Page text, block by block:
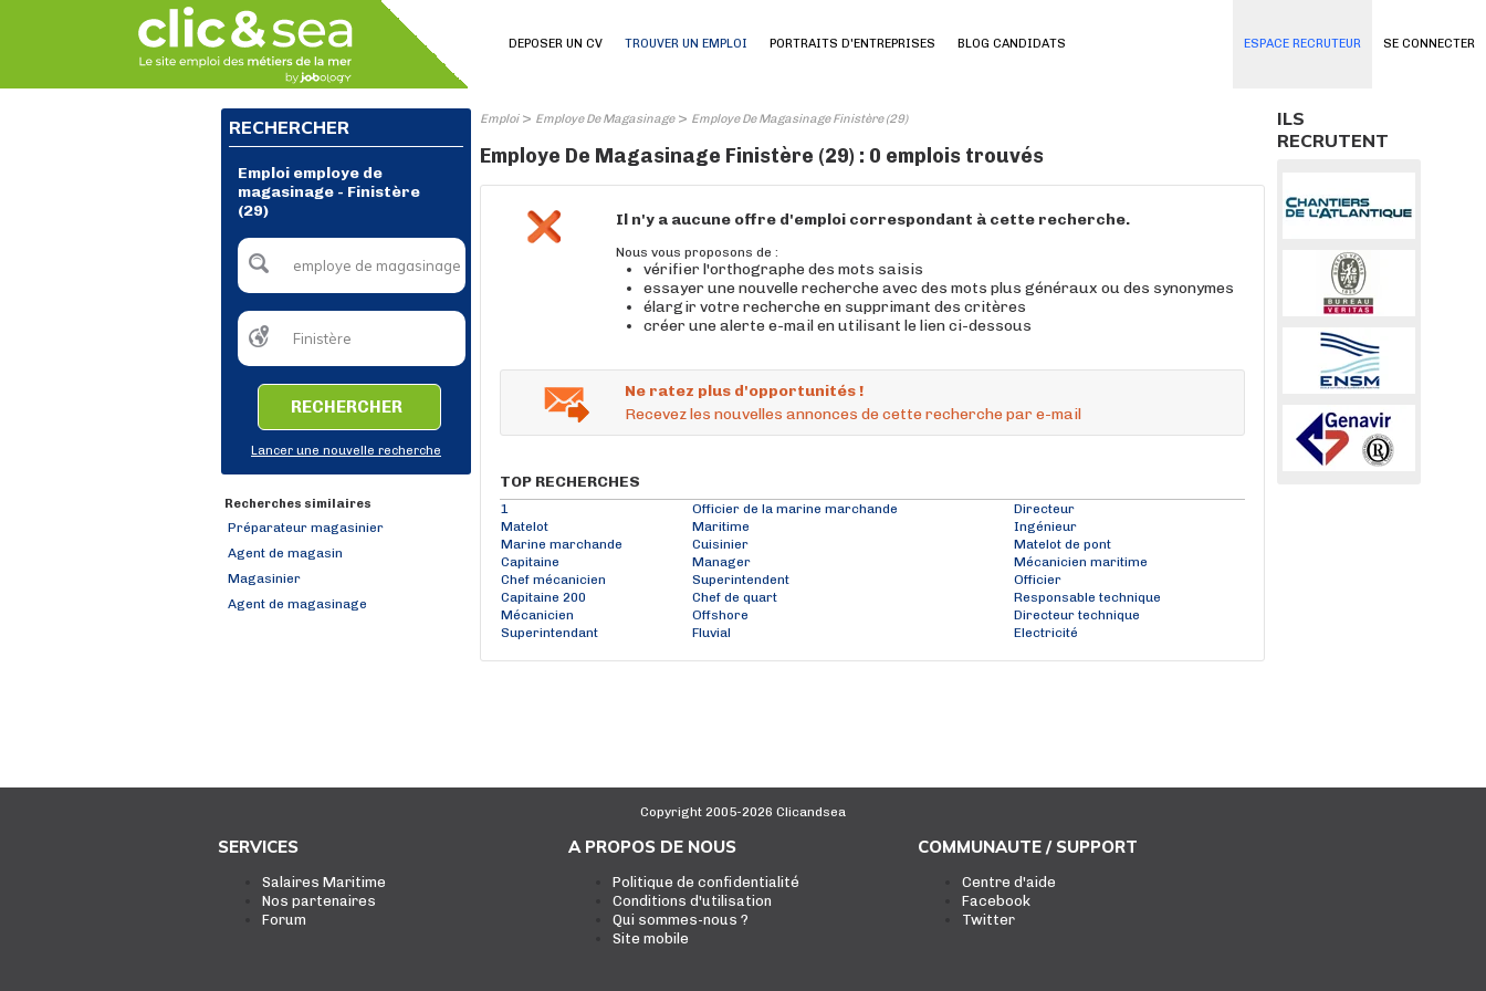
SE CONNECTER
DEPOSER UN CV TROUVER UN EMPLOI PORTRAITS D'ENTREPRISES BLOG CANDIDATS ESPACE RECRUTEUR
RECHERCHER
Emploi employe de
magasinage - Finistère
(29)
RECHERCHER
Lancer une nouvelle recherche
Recherches similaires
Préparateur magasinier
Agent de magasin
Magasinier
Agent de magasinage
Emploi> Employe De Magasinage> Employe De Magasinage Finistère (29)
Employe De Magasinage Finistère (29) : 0 emplois trouvés
Il n'y a aucune offre d'emploi correspondant à cette recherche.
Nous vous proposons de :
vérifier l'orthographe des mots saisis
essayer une nouvelle recherche avec des mots plus généraux ou des synonymes
élargir votre recherche en supprimant des critères
créer une alerte e-mail en utilisant le lien ci-dessous
Ne ratez plus d'opportunités !
Recevez les nouvelles annonces de cette recherche par e-mail
TOP RECHERCHES
1 Officier de la marine marchande
Directeur
Matelot
Maritime
Ingénieur
Marine marchande
Cuisinier
Matelot de pont
Capitaine
Manager
Mécanicien maritime
Chef mécanicien
Superintendent
Officier
Capitaine 200
Chef de quart
Responsable technique
Mécanicien
Offshore
Directeur technique
Superintendant
Fluvial Electricité
ILS
RECRUTENT
Copyright 2005-2026 Clicandsea
SERVICES
Salaires Maritime
Nos partenaires
Forum
A PROPOS DE NOUS
Politique de confidentialité
Conditions d'utilisation
Qui sommes-nous ?
Site mobile
COMMUNAUTE / SUPPORT
Centre d'aide
Facebook
Twitter